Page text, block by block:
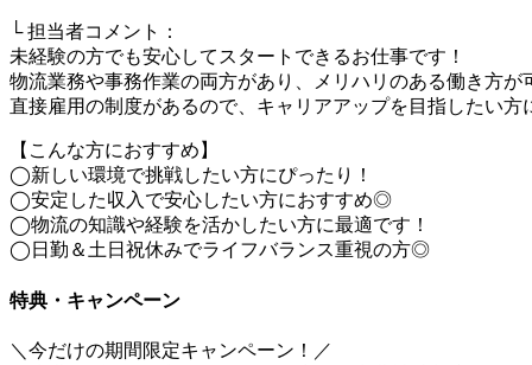
└ 担当者コメント：
未経験の方でも安心してスタートできるお仕事です！
物流業務や事務作業の両方があり、メリハリのある働き方が
直接雇用の制度があるので、キャリアアップを目指したい方
【こんな方におすすめ】
◯新しい環境で挑戦したい方にぴったり！
◯安定した収入で安心したい方におすすめ◎
◯物流の知識や経験を活かしたい方に最適です！
◯日勤＆土日祝休みでライフバランス重視の方◎
特典・キャンペーン
＼今だけの期間限定キャンペーン！／